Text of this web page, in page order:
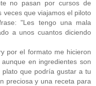
no pasan por cursos de
veces que viajamos el piloto
"Les tengo una mala
a unos cuantos diciendo
por el formato me hicieron
en ingredientes son
que podría gustar a tu
preciosa y una receta para